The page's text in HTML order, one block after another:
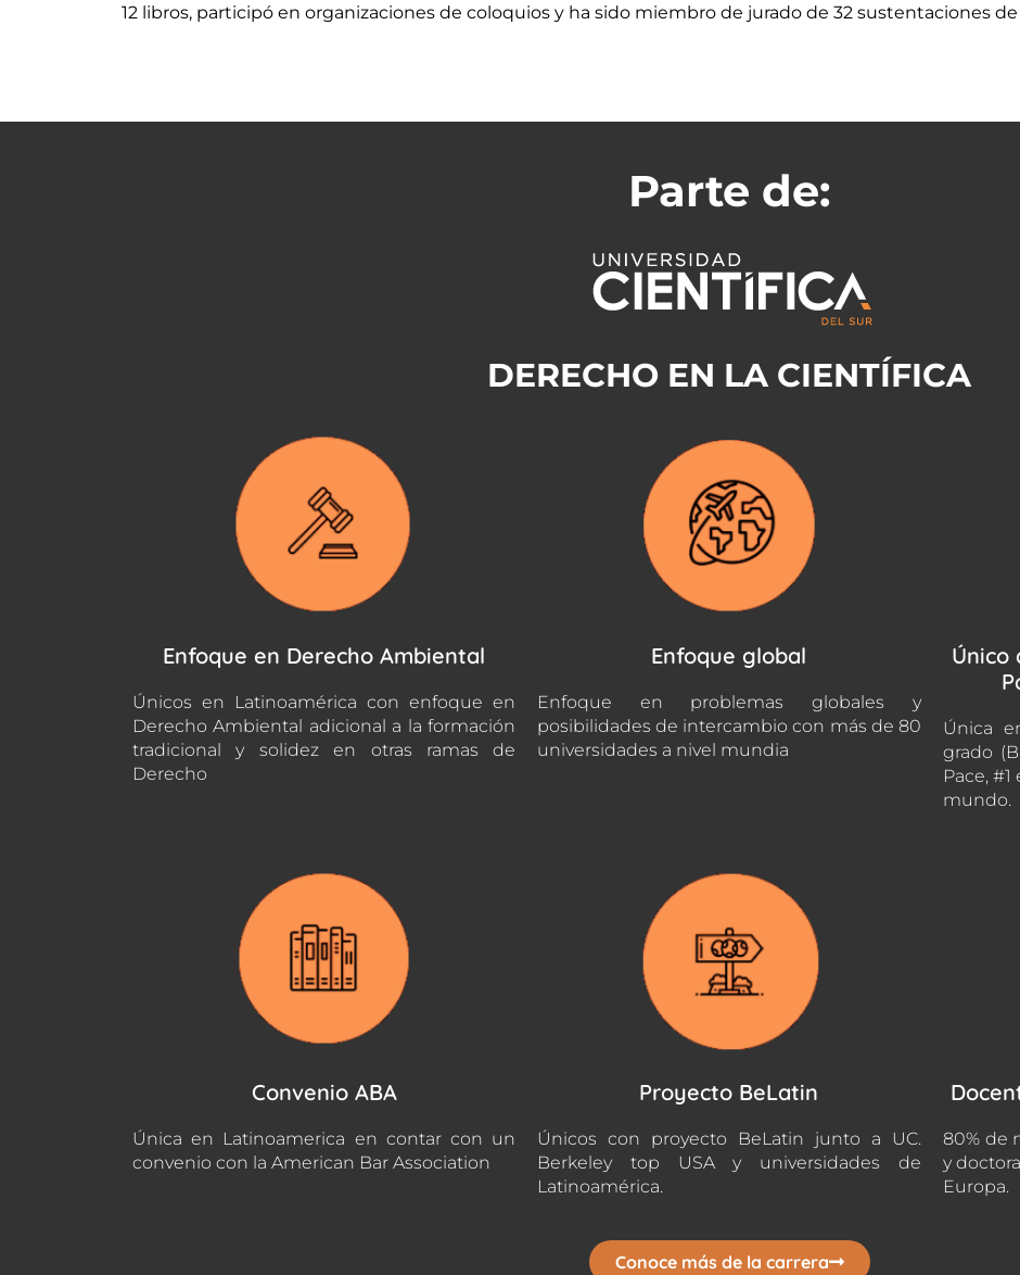
12 libros, participó en organizaciones de coloquios y ha sido miembro de jurado de 32 sustentaciones
Parte de:
DERECHO EN LA CIENTÍFICA
Enfoque en Derecho Ambiental
Únicos en Latinoamérica con enfoque en
Derecho Ambiental adicional a la formación
tradicional y solidez en otras ramas de
Derecho
Enfoque global
Enfoque en problemas globales y
posibilidades de intercambio con más de 80
universidades a nivel mundia
Único
Única
grado
Pace,
mundo.
Convenio ABA
Única en Latinoamerica en contar con un
convenio con la American Bar Association
Proyecto BeLatin
Únicos con proyecto BeLatin junto a UC.
Berkeley top USA y universidades de
Latinoamérica.
80% de
y
Europa.
Conoce más de la carrera